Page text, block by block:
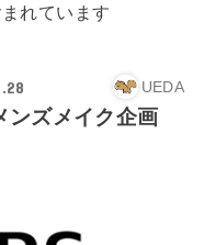
れています
UEDA
ズメイク企画